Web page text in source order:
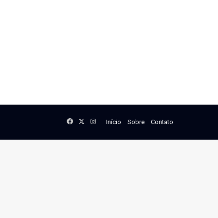
Início Sobre Contato
Facebook
X Instagram